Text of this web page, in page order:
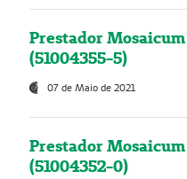
Prestador
(51004355-5)
07 de Maio de 2021
Prestador
(51004352-0)